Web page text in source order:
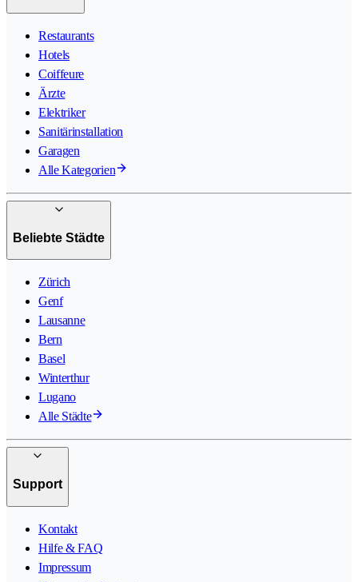
Restaurants
Hotels
Coiffeure
Ärzte
Elektriker
Sanitärinstallation
Garagen
Alle Kategorien
Beliebte Städte
Zürich
Genf
Lausanne
Bern
Basel
Winterthur
Lugano
Alle Städte
Support
Kontakt
Hilfe & FAQ
Impressum